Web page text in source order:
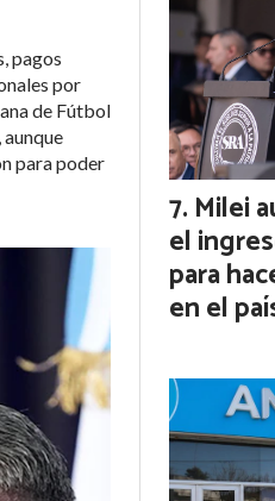
pagos
por
de Fútbol
para poder
Milei
el
para
en el